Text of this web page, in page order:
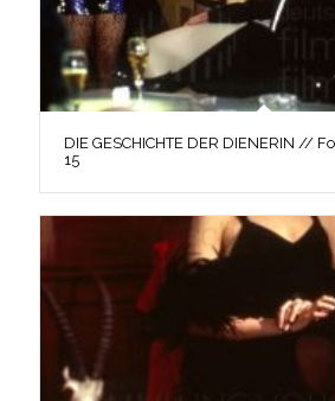
DIE GESCHICHTE DER DIENERIN //
15